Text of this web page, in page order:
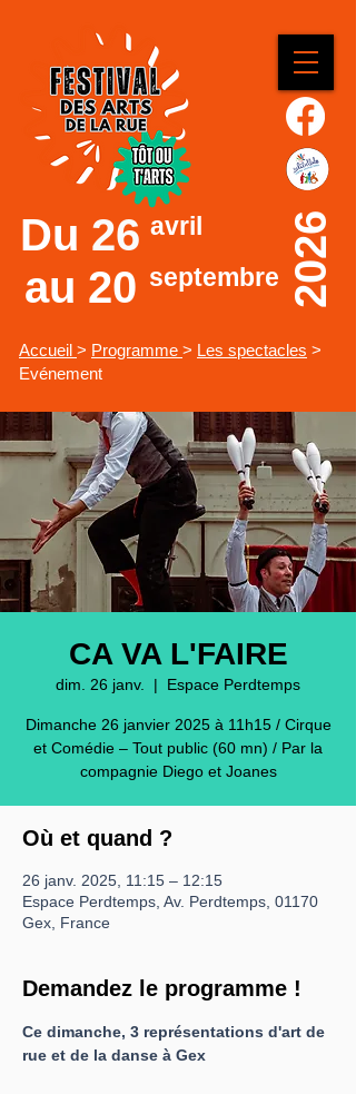
Du 26
au 20
avril
septembre 2026
Accueil > Programme > Les spectacles >
Evénement
CA VA L'FAIRE
dim. 26 janv.
  |
Espace Perdtemps
Dimanche 26 janvier 2025 à 11h15 / Cirque
et Comédie – Tout public (60 mn) / Par la
compagnie Diego et Joanes
Où et quand ?
26 janv. 2025, 11:15 – 12:15
Espace Perdtemps, Av. Perdtemps, 01170
Gex, France
Demandez le programme !
Ce dimanche, 3 représentations d'art de
rue et de la danse à Gex